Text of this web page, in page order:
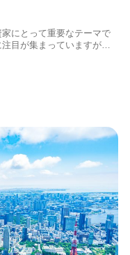
にとって重要なテーマで
目が集まっていますが、
るところです。この記事